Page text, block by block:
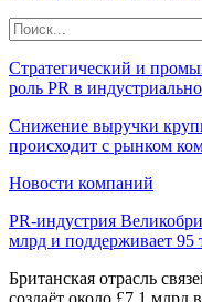
Стратегический и
роль PR в
Снижение выручки
происходит с рынком
Новости компаний
PR-индустрия
млрд и поддерживает
Британская отрасль
создаёт около £7,1 млрд